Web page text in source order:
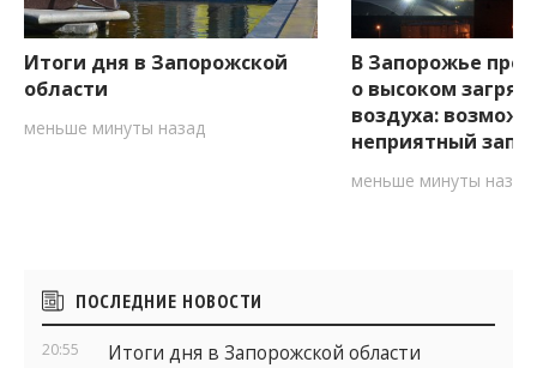
Итоги дня в Запорожской
области
меньше минуты назад
В Запорожье
о высоком
воздуха:
неприятный
меньше минуты назад
Боковые
виджеты
ПОСЛЕДНИЕ НОВОСТИ
20:55 Итоги дня в Запорожской области